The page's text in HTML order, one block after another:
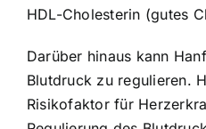
HDL-Cholesterin (gutes
Darüber hinaus kann
Blutdruck zu regulieren.
Risikofaktor für